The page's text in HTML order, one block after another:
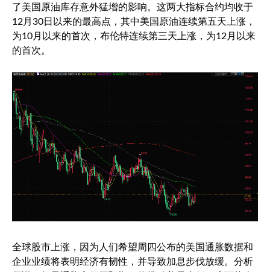
了美国原油库存意外猛增的影响。这两大指标合约均收于
12月30日以来的最高点，其中美国原油连续第五天上涨，
为10月以来的首次，布伦特连续第三天上涨，为12月以来
的首次。
全球股市上涨，因为人们希望周四公布的美国通胀数据和
企业业绩将表明经济有韧性，并导致加息步伐放缓。分析